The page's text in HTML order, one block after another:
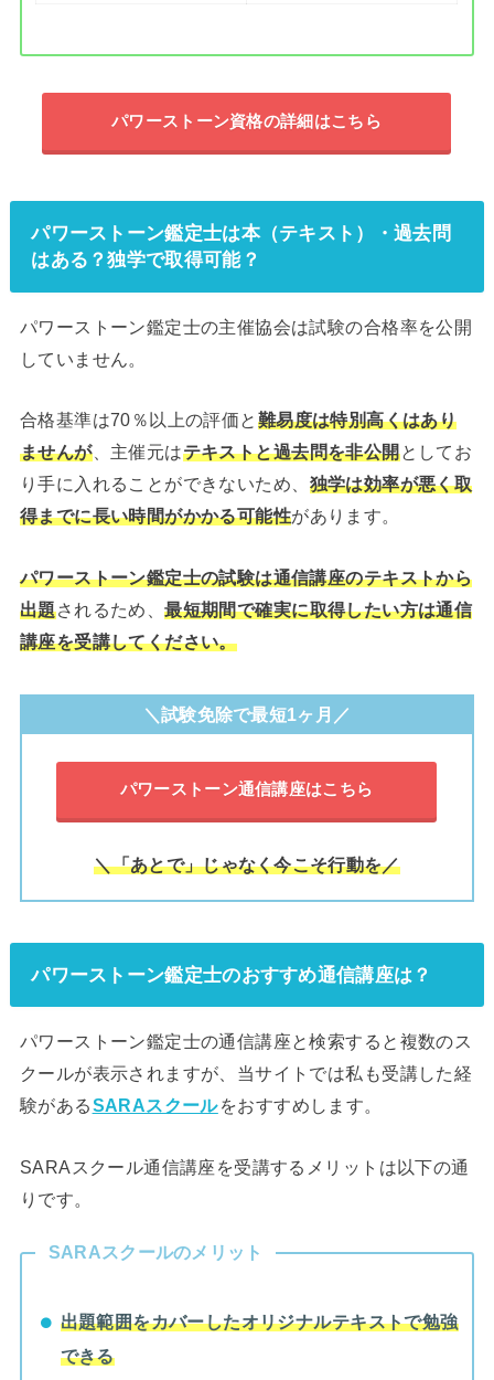
パワーストーン資格の詳細はこちら
パワーストーン鑑定士は本（テキスト）・過去問
はある？独学で取得可能？
パワーストーン鑑定士の主催協会は試験の合格率を公開
していません。
合格基準は70％以上の評価と 難易度は特別高くはあり
ませんが、主催元はテキストと過去問を非公開としてお
り手に入れることができないため、 独学は効率が悪く取
得までに長い時間がかかる可能性があります。
パワーストーン鑑定士の試験は通信講座のテキストから
出題されるため、最短期間で確実に取得したい方は通信
講座を受講してください。
＼試験免除で最短1ヶ月／
パワーストーン通信講座はこちら
＼「あとで」じゃなく今こそ行動を／
パワーストーン鑑定士のおすすめ通信講座は？
パワーストーン鑑定士の通信講座と検索すると複数のス
クールが表示されますが、当サイトでは私も受講した経
験があるSARAスクールをおすすめします。
SARAスクール通信講座を受講するメリットは以下の通
りです。
SARAスクールのメリット
出題範囲をカバーしたオリジナルテキストで勉強
できる